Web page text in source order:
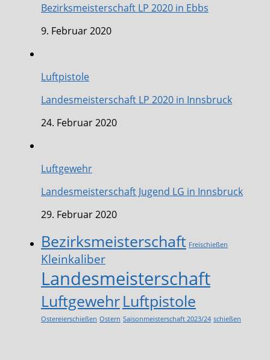
Bezirksmeisterschaft LP 2020 in Ebbs
9. Februar 2020
Luftpistole
Landesmeisterschaft LP 2020 in Innsbruck
24. Februar 2020
Luftgewehr
Landesmeisterschaft Jugend LG in Innsbruck
29. Februar 2020
Bezirksmeisterschaft Freischießen
Kleinkaliber
Landesmeisterschaft
LuftgewehrLuftpistole
Ostereierschießen Ostern Saisonmeisterschaft 2023/24 schießen